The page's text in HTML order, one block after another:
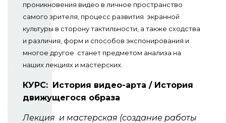
проникновения видео в личное пространство
самого зрителя, процесс развития экранной
культуры в сторону тактильности, а также сходства
и различия, форм и способов экспонирования и
многое другое станет предметом анализа на
наших лекциях и мастерских.
КУРС: История видео-арта / История
движущегося образа
Лекция и мастерская (создание работы